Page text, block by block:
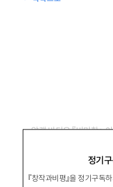
정기
『창작과비평』을 정기구독
알랭 바디우 『비미학』,
플라톤보다